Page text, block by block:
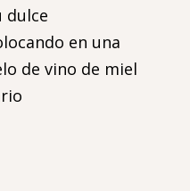
dulce
en una
de vino de miel